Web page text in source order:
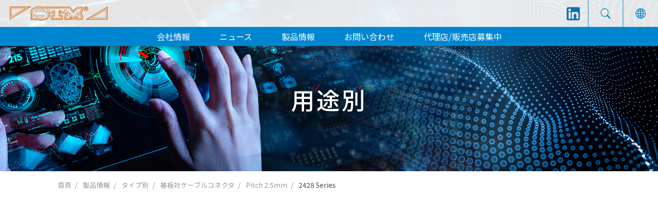
会社情報 ニュース 製品情報 お問い合わせ 代理店/販売店募集中
用途別
首頁 製品情報 タイプ別 基板対ケーブルコネクタ Pitch 2.5mm 2428 Series